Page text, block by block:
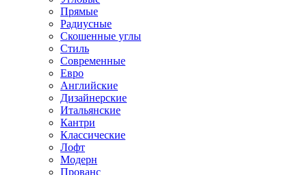
Прямые
Радиусные
Скошенные углы
Стиль
Современные
Евро
Английские
Дизайнерские
Итальянские
Кантри
Классические
Лофт
Модерн
Прованс